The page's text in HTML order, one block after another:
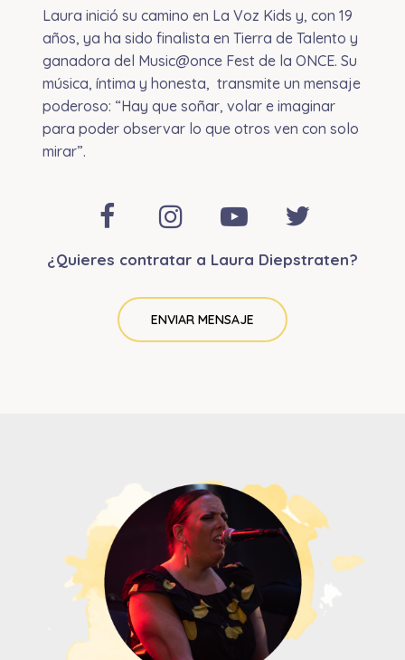
Laura inició su camino en La Voz Kids y, con 19
años, ya ha sido finalista en Tierra de Talento y
ganadora del Music@once Fest de la ONCE. Su
música, íntima y honesta, transmite un mensaje
poderoso: “Hay que soñar, volar e imaginar
para poder observar lo que otros ven con solo
mirar”.
¿Quieres contratar a Laura Diepstraten?
ENVIAR MENSAJE